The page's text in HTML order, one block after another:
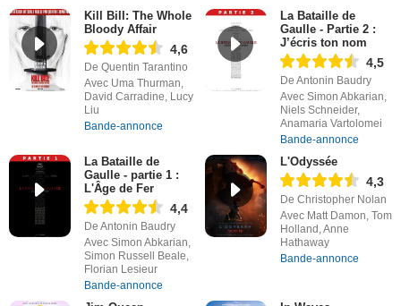
Kill Bill: The Whole
Bloody Affair
4,6
De Quentin Tarantino
Avec Uma Thurman,
David Carradine, Lucy
Liu
Bande-annonce
La Bataille de
Gaulle - Partie 2 :
J’écris ton nom
4,5
De Antonin Baudry
Avec Simon Abkarian,
Niels Schneider,
Anamaria Vartolomei
Bande-annonce
La Bataille de
Gaulle - partie 1 :
L'Âge de Fer
4,4
De Antonin Baudry
Avec Simon Abkarian,
Simon Russell Beale,
Florian Lesieur
Bande-annonce
L'Odyssée
4,3
De Christopher Nolan
Avec Matt Damon, Tom
Holland, Anne
Hathaway
Bande-annonce